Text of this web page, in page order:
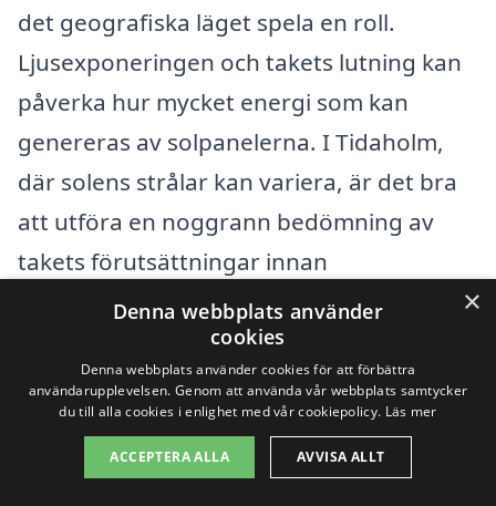
det geografiska läget spela en roll.
Ljusexponeringen och takets lutning kan
påverka hur mycket energi som kan
genereras av solpanelerna. I Tidaholm,
där solens strålar kan variera, är det bra
att utföra en noggrann bedömning av
takets förutsättningar innan
installationen påbörjas.
Sammanfattningsvis är det viktigt att
noggrant överväga alla dessa aspekter
när du funderar på att installera
×
Denna webbplats använder
cookies
Denna webbplats använder cookies för att förbättra
användarupplevelsen. Genom att använda vår webbplats samtycker
du till alla cookies i enlighet med vår cookiepolicy. Läs mer
ACCEPTERA ALLA AVVISA ALLT